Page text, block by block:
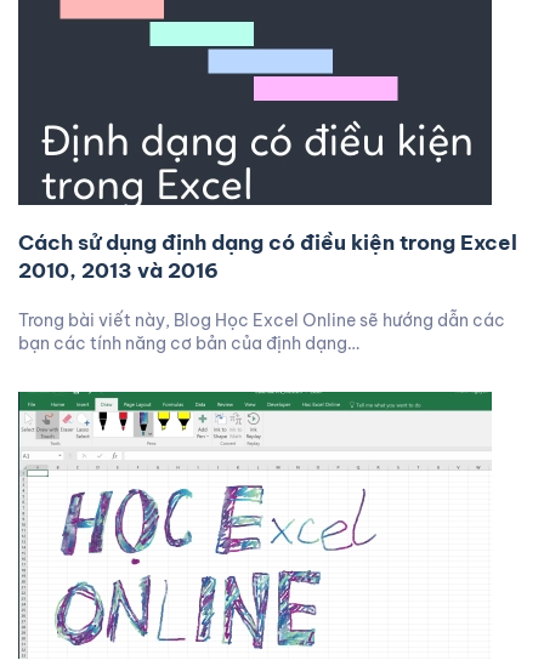
Cách sử dụng định dạng có điều kiện trong Excel
2010, 2013 và 2016
Trong bài viết này, Blog Học Excel Online sẽ hướng dẫn các
bạn các tính năng cơ bản của định dạng…